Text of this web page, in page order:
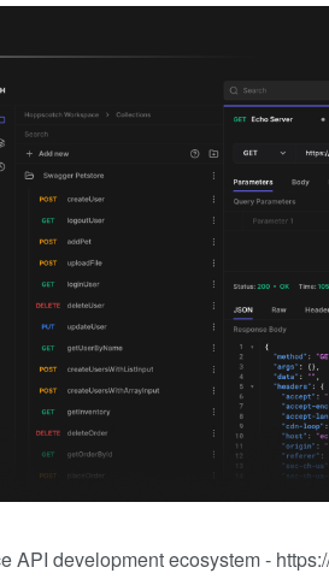
API development ecosystem -